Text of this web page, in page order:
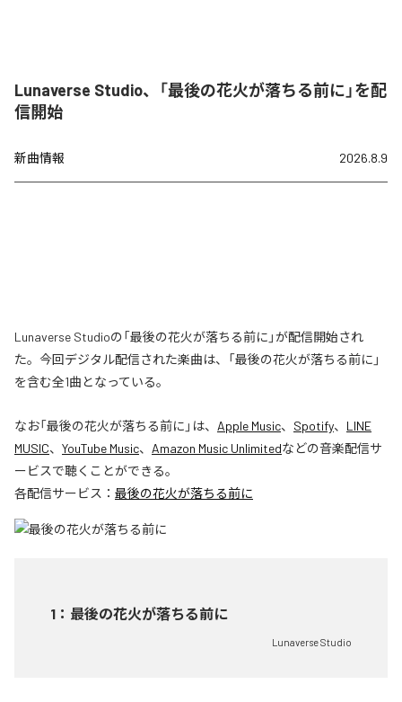
Lunaverse Studio、「最後の花火が落ちる前に」を配
信開始
新曲情報 2026.8.9
Lunaverse Studioの「最後の花火が落ちる前に」が配信開始され
た。今回デジタル配信された楽曲は、「最後の花火が落ちる前に」
を含む全1曲となっている。
なお「最後の花火が落ちる前に 」は、 Apple Music、 Spotify、 LINE
MUSIC、 YouTube Music、 Amazon Music Unlimitedなどの音楽配信サ
ービスで聴くことができる。
各配信サービス： 最後の花火が落ちる前に
1 ： 最後の花火が落ちる前に
Lunaverse Studio